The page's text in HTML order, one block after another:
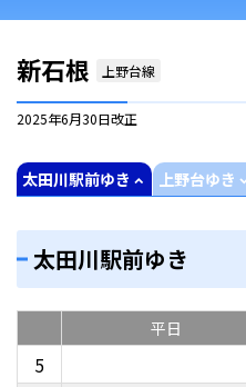
新石根 上野台線
2025年6月30日改正
太田川駅前ゆき 上野台ゆき
太田川駅前ゆき
平日
5